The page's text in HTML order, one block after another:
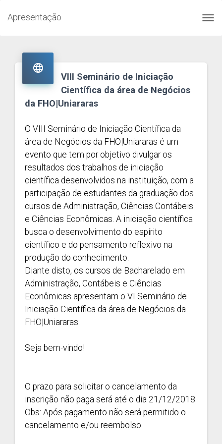
Apresentação

VIII Seminário de Iniciação
Científica da área de Negócios
da FHO|Uniararas
O VIII Seminário de Iniciação Científica da
área de Negócios da FHO|Uniararas é um
evento que tem por objetivo divulgar os
resultados dos trabalhos de iniciação
científica desenvolvidos na instituição, com a
participação de estudantes da graduação dos
cursos de Administração, Ciências Contábeis
e Ciências Econômicas. A iniciação científica
busca o desenvolvimento do espírito
científico e do pensamento reflexivo na
produção do conhecimento.
Diante disto, os cursos de Bacharelado em
Administração, Contábeis e Ciências
Econômicas apresentam o VI Seminário de
Iniciação Científica da área de Negócios da
FHO|Uniararas.
Seja bem-vindo!
O prazo para solicitar o cancelamento da
inscrição não paga será até o dia 21/12/2018.
Obs: Após pagamento não será permitido o
cancelamento e/ou reembolso.